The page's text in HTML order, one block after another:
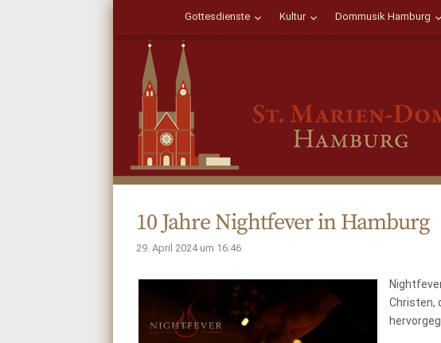
Gottesdienste Kultur Dommusik Hamburg
10 Jahre Nightfever in Hamburg
29. April 2024 um 16:46
Christen,